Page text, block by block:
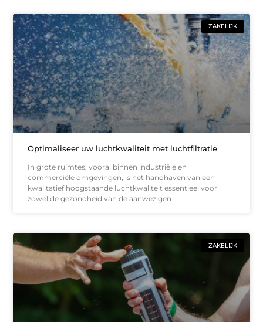
ZAKELIJK
Optimaliseer uw luchtkwaliteit met luchtfiltratie
In grote ruimtes, vooral binnen industriële en
commerciële omgevingen, is het handhaven van een
kwalitatief hoogstaande luchtkwaliteit essentieel voor
zowel de gezondheid van de aanwezigen
ZAKELIJK